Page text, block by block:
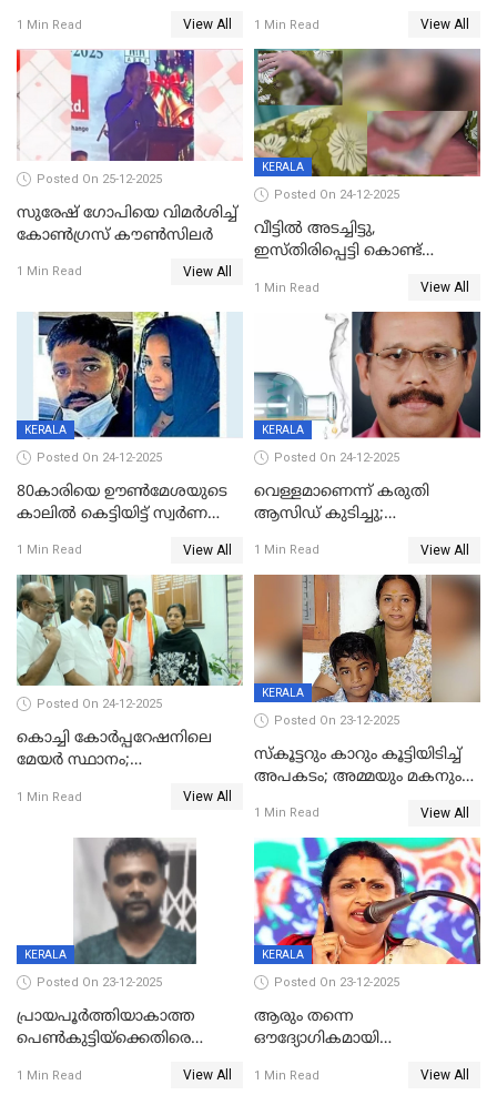
1 Min Read View All 1 Min Read View All
Posted On 25-12-2025
സുരേഷ് ഗോപിയെ വിമര്‍ശിച്ച്
കോണ്‍ഗ്രസ് കൗണ്‍സിലര്‍
1 Min Read View All
KERALA
Posted On 24-12-2025
വീട്ടിൽ അടച്ചിട്ടു,
ഇസ്തിരിപ്പെട്ടി കൊണ്ട്
ഗർഭിണിയായ യുവതിക്ക് ക്രൂര
1 Min Read View All
KERALA
Posted On 24-12-2025
80കാരിയെ ഊൺമേശയുടെ
കാലിൽ കെട്ടിയിട്ട് സ്വർണവും
കൊച്ചുമകനും സുഹൃത്തും
അറസ്റ്റിൽ
1 Min Read View All
KERALA
Posted On 24-12-2025
വെള്ളമാണെന്ന് കരുതി
ആസിഡ് കുടിച്ചു;
മരിച്ചു
1 Min Read View All
Posted On 24-12-2025
കൊച്ചി കോര്‍പ്പറേഷനിലെ
മേയര്‍ സ്ഥാനം;
രൂക്ഷം
1 Min Read View All
KERALA
Posted On 23-12-2025
സ്കൂട്ടറും കാറും കൂട്ടിയിടിച്ച്
അപകടം; അമ്മയും മകനും
ഗുരുതരാവസ്ഥയിൽ
1 Min Read View All
KERALA
Posted On 23-12-2025
പ്രായപൂർത്തിയാകാത്ത
പെൺകുട്ടിയ്ക്കെതിരെ
59 വർഷം തടവും 90,൦൦൦ രൂപ
1 Min Read View All
KERALA
Posted On 23-12-2025
ആരും തന്നെ
ഔദ്യോഗികമായി
കണ്ടെത്താൻ ഇന്ന് കോർ
1 Min Read View All